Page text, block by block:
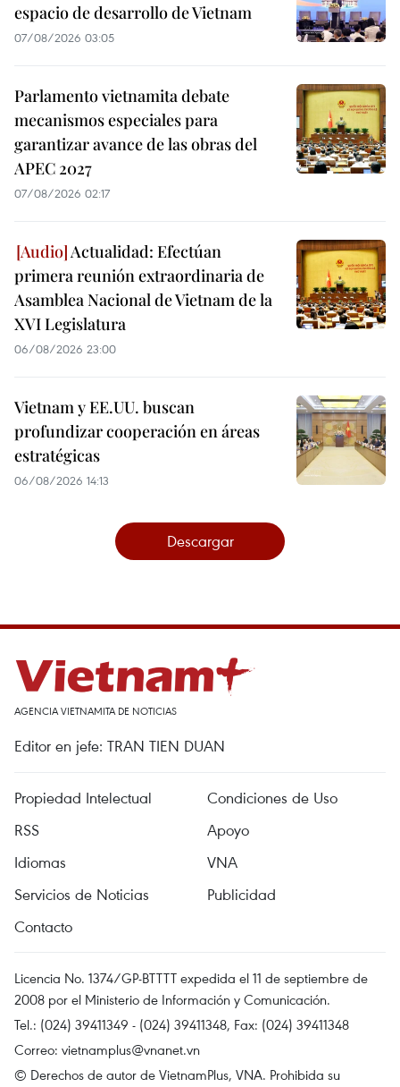
espacio de desarrollo de Vietnam
07/08/2026 03:05
Parlamento vietnamita debate
mecanismos especiales para
garantizar avance de las obras del
APEC 2027
07/08/2026 02:17
Actualidad: Efectúan
primera reunión extraordinaria de
Asamblea Nacional de Vietnam de la
XVI Legislatura
06/08/2026 23:00
Vietnam y EE.UU. buscan
profundizar cooperación en áreas
estratégicas
06/08/2026 14:13
Descargar
AGENCIA VIETNAMITA DE NOTICIAS
Editor en jefe: TRAN TIEN DUAN
Propiedad Intelectual
Condiciones de Uso
RSS
Apoyo
Idiomas
VNA
Servicios de Noticias
Publicidad
Contacto
Licencia No. 1374/GP-BTTTT expedida el 11 de septiembre de
2008 por el Ministerio de Información y Comunicación.
Tel.: (024) 39411349 - (024) 39411348, Fax: (024) 39411348
Correo: vietnamplus@vnanet.vn
© Derechos de autor de VietnamPlus, VNA. Prohibida su